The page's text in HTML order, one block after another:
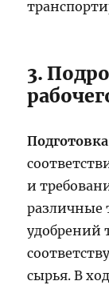
3.
и
различные
удобрений
сырья. В